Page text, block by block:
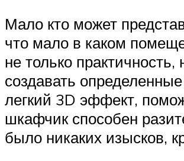
Мало кто может
что мало в каком
не только
создавать
легкий 3D эффект,
шкафчик способен
было никаких изысков,